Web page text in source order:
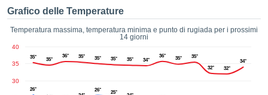
stati
da
che le
È
Grafico delle Temperature
Temperatura massima, temperatura minima e punto di rugiada per i prossimi
14 giorni
30
35
40
35° 35°
36° 35° 35° 35° 35° 34°
36° 35° 35°
32° 32°
34°
26°
26° 25°